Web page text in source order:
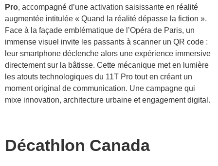
Pro, accompagné d’une activation saisissante en réalité
augmentée intitulée « Quand la réalité dépasse la fiction ».
Face à la façade emblématique de l’Opéra de Paris, un
immense visuel invite les passants à scanner un QR code :
leur smartphone déclenche alors une expérience immersive
directement sur la bâtisse. Cette mécanique met en lumière
les atouts technologiques du 11T Pro tout en créant un
moment original de communication. Une campagne qui
mixe innovation, architecture urbaine et engagement digital.
Décathlon Canada